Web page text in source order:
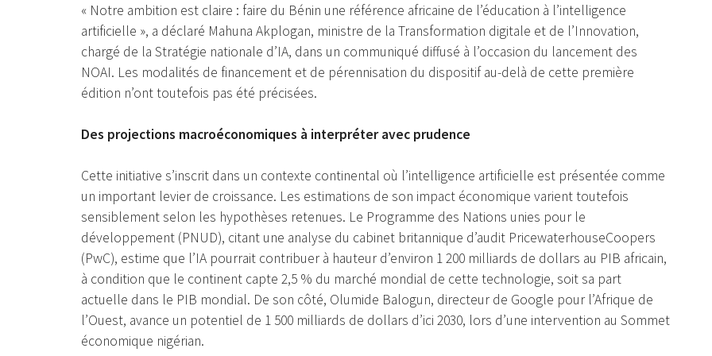
« Notre ambition est claire : faire du Bénin une référence africaine de l’éducation à l’intelligence
artificielle », a déclaré Mahuna Akplogan, ministre de la Transformation digitale et de l’Innovation,
chargé de la Stratégie nationale d’IA, dans un communiqué diffusé à l’occasion du lancement des
NOAI. Les modalités de financement et de pérennisation du dispositif au-delà de cette première
édition n’ont toutefois pas été précisées.
Des projections macroéconomiques à interpréter avec prudence
Cette initiative s’inscrit dans un contexte continental où l’intelligence artificielle est présentée comme
un important levier de croissance. Les estimations de son impact économique varient toutefois
sensiblement selon les hypothèses retenues. Le Programme des Nations unies pour le
développement (PNUD), citant une analyse du cabinet britannique d’audit PricewaterhouseCoopers
(PwC), estime que l’IA pourrait contribuer à hauteur d’environ 1 200 milliards de dollars au PIB africain,
à condition que le continent capte 2,5 % du marché mondial de cette technologie, soit sa part
actuelle dans le PIB mondial. De son côté, Olumide Balogun, directeur de Google pour l’Afrique de
l’Ouest, avance un potentiel de 1 500 milliards de dollars d’ici 2030, lors d’une intervention au Sommet
économique nigérian.